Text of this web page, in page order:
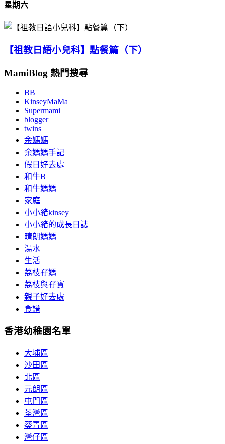
星期六
【祖教日語小兒科】點餐篇（下）
MamiBlog 熱門搜尋
BB
KinseyMaMa
Supermami
blogger
twins
余媽媽
余媽媽手記
假日好去處
和牛B
和牛媽媽
家庭
小小豬kinsey
小小豬的成長日誌
晴朗媽媽
湯水
生活
荔枝孖媽
荔枝與孖寶
親子好去處
食譜
香港幼稚園名單
大埔區
沙田區
北區
元朗區
屯門區
荃灣區
葵青區
灣仔區